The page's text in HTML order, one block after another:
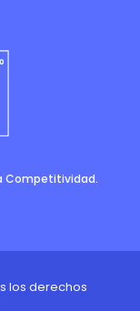
Competitividad.
los derechos